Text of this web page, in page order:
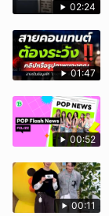
02:24
01:47
00:52
00:11